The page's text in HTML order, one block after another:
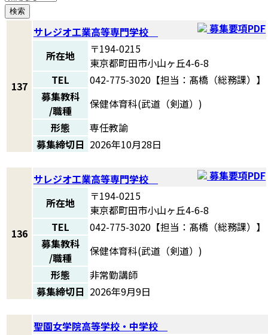
検索
137
サレジオ工業高等専門学校
募集要項PDF
所在地
〒194-0215
東京都町田市小山ヶ丘4-6-8
TEL
042-775-3020【担当：髙橋（総務課）】
募集教科
/職種
保健体育科(武道（剣道）)
形態
専任教諭
募集締切日 2026年10月28日
136
サレジオ工業高等専門学校
募集要項PDF
所在地
〒194-0215
東京都町田市小山ヶ丘4-6-8
TEL
042-775-3020【担当：髙橋（総務課）】
募集教科
/職種
保健体育科(武道（剣道）)
形態
非常勤講師
募集締切日 2026年9月9日
聖園女学院高等学校・中学校